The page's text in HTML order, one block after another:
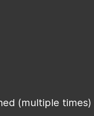
(multiple times)